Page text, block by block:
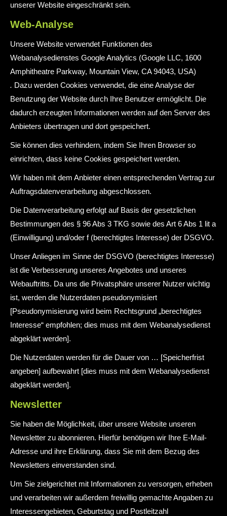
unserer Website eingeschränkt sein.
Web-Analyse
Unsere Website verwendet Funktionen des
Webanalysedienstes Google Analytics (Google LLC, 1600
Amphitheatre Parkway, Mountain View, CA 94043, USA)
. Dazu werden Cookies verwendet, die eine Analyse der
Benutzung der Website durch Ihre Benutzer ermöglicht. Die
dadurch erzeugten Informationen werden auf den Server des
Anbieters übertragen und dort gespeichert.
Sie können dies verhindern, indem Sie Ihren Browser so
einrichten, dass keine Cookies gespeichert werden.
Wir haben mit dem Anbieter einen entsprechenden Vertrag zur
Auftragsdatenverarbeitung abgeschlossen.
Die Datenverarbeitung erfolgt auf Basis der gesetzlichen
Bestimmungen des § 96 Abs 3 TKG sowie des Art 6 Abs 1 lit a
(Einwilligung) und/oder f (berechtigtes Interesse) der DSGVO.
Unser Anliegen im Sinne der DSGVO (berechtigtes Interesse)
ist die Verbesserung unseres Angebotes und unseres
Webauftritts. Da uns die Privatsphäre unserer Nutzer wichtig
ist, werden die Nutzerdaten pseudonymisiert
[Pseudonymisierung wird beim Rechtsgrund „berechtigtes
Interesse“ empfohlen; dies muss mit dem Webanalysedienst
abgeklärt werden].
Die Nutzerdaten werden für die Dauer von … [Speicherfrist
angeben] aufbewahrt [dies muss mit dem Webanalysedienst
abgeklärt werden].
Newsletter
Sie haben die Möglichkeit, über unsere Website unseren
Newsletter zu abonnieren. Hierfür benötigen wir Ihre E-Mail-
Adresse und ihre Erklärung, dass Sie mit dem Bezug des
Newsletters einverstanden sind.
Um Sie zielgerichtet mit Informationen zu versorgen, erheben
und verarbeiten wir außerdem freiwillig gemachte Angaben zu
Interessengebieten, Geburtstag und Postleitzahl